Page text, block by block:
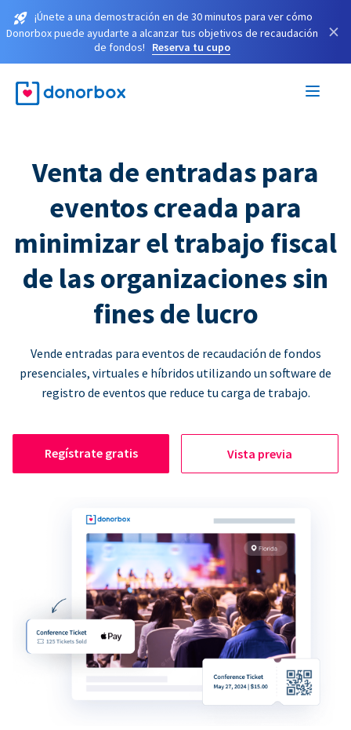
¡Únete a una demostración en de 30 minutos para ver cómo
Donorbox puede ayudarte a alcanzar tus objetivos de recaudación
de fondos!
Reserva tu cupo
×
Venta de entradas para
eventos creada para
minimizar el trabajo fiscal
de las organizaciones sin
fines de lucro
Vende entradas para eventos de recaudación de fondos
presenciales, virtuales e híbridos utilizando un software de
registro de eventos que reduce tu carga de trabajo.
Regístrate gratis Vista previa